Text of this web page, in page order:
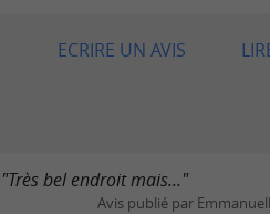
ECRIRE UN AVIS
"Très bel endroit mais..."
Avis publié par